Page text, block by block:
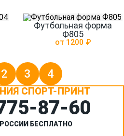
Футбольная форма
Ф805
от 1200 ₽
2 3 4
СПОРТ-ПРИНТ
60
БЕСПЛАТНО